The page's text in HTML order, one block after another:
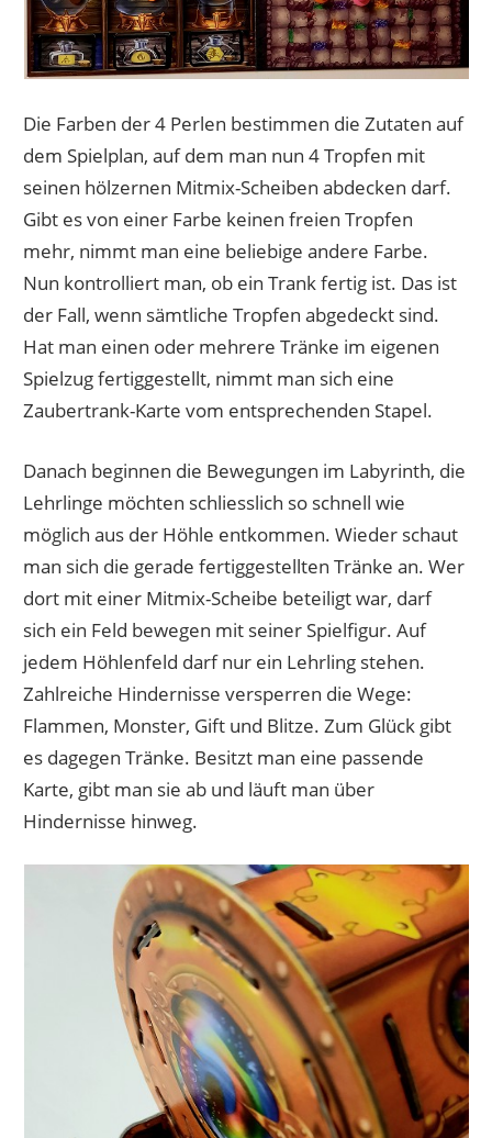
Die Farben der 4 Perlen bestimmen die Zutaten auf
dem Spielplan, auf dem man nun 4 Tropfen mit
seinen hölzernen Mitmix-Scheiben abdecken darf.
Gibt es von einer Farbe keinen freien Tropfen
mehr, nimmt man eine beliebige andere Farbe.
Nun kontrolliert man, ob ein Trank fertig ist. Das ist
der Fall, wenn sämtliche Tropfen abgedeckt sind.
Hat man einen oder mehrere Tränke im eigenen
Spielzug fertiggestellt, nimmt man sich eine
Zaubertrank-Karte vom entsprechenden Stapel.
Danach beginnen die Bewegungen im Labyrinth, die
Lehrlinge möchten schliesslich so schnell wie
möglich aus der Höhle entkommen. Wieder schaut
man sich die gerade fertiggestellten Tränke an. Wer
dort mit einer Mitmix-Scheibe beteiligt war, darf
sich ein Feld bewegen mit seiner Spielfigur. Auf
jedem Höhlenfeld darf nur ein Lehrling stehen.
Zahlreiche Hindernisse versperren die Wege:
Flammen, Monster, Gift und Blitze. Zum Glück gibt
es dagegen Tränke. Besitzt man eine passende
Karte, gibt man sie ab und läuft man über
Hindernisse hinweg.